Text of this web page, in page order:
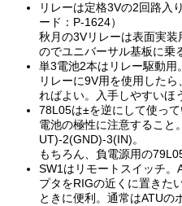
リレーは定格3Vの2回路入
ード：P-1624）
秋月の3Vリレーは表面実
のでユニバーサル基板に乗
単3電池2本はリレー駆動用。
リレーに9V用を使用した
ればよい。入手しやすいほ
78L05は±を逆にして使っ
電池の極性に注意すること
UT)-2(GND)-3(IN)。
もちろん、負電源用の
SW1はリモートスイッチ
プタをRIGの近くに置きた
ときに便利。通常はATUの